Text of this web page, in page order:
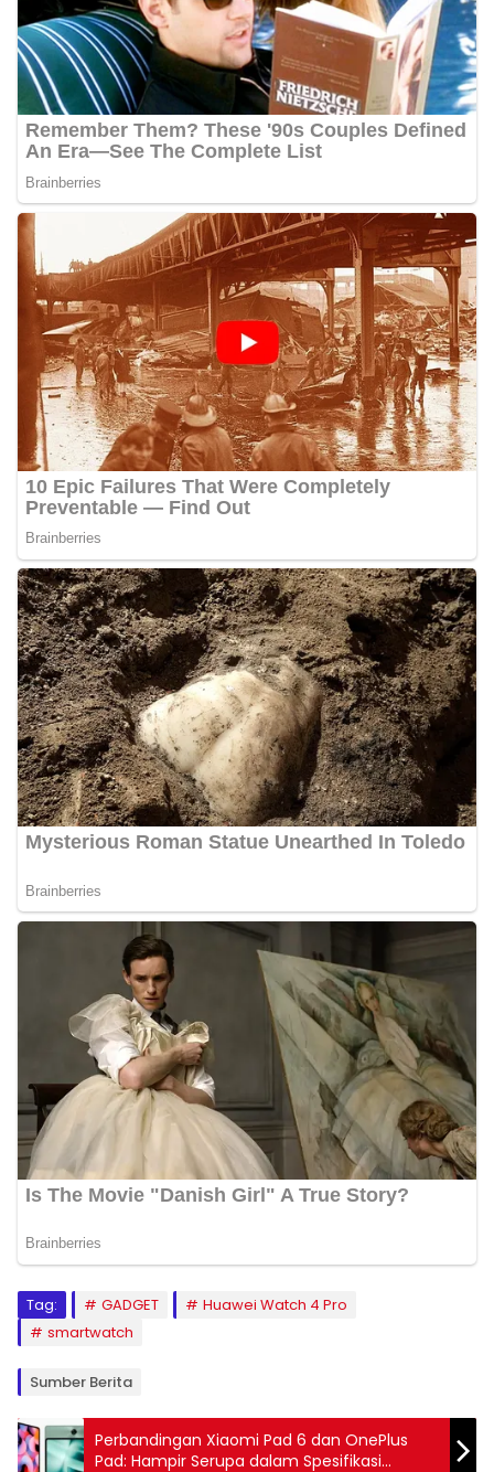
Tag: GADGET
Huawei Watch 4 Pro
smartwatch
Sumber Berita
Perbandingan Xiaomi Pad 6 dan OnePlus
Pad: Hampir Serupa dalam Spesifikasi